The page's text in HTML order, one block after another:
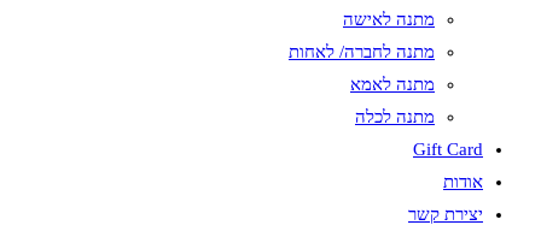
מתנה לאישה
מתנה לחברה/ לאחות
מתנה לאמא
מתנה לכלה
Gift Card
אודות
יצירת קשר